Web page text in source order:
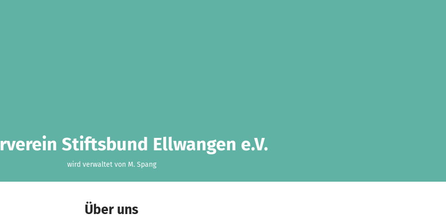
Stiftsbund Ellwangen e.V.
wird verwaltet von M. Spang
Über uns